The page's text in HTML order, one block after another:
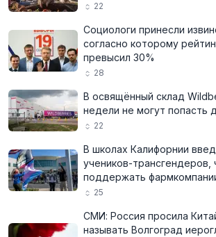
22
Социологи принесли
согласно которому
превысил 30%
28
В освящённый склад
недели не могут попасть
22
В школах Калифорнии
учеников-трансгендеров,
поддержать
25
СМИ: Россия просила
называть Волгоград